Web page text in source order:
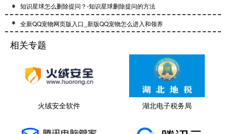
知识星球怎么删除提问？-知识星球删除提问的方法
全新QQ宠物网页版入口_新版QQ宠物怎么进入和领养
相关专题
火绒安全软件 湖北电子税务局